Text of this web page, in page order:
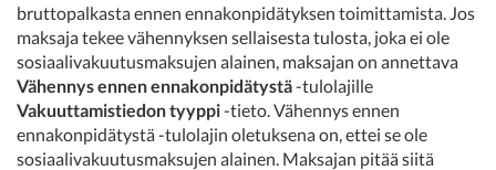
bruttopalkasta ennen ennakonpidätyksen toimittamista. Jos
maksaja tekee vähennyksen sellaisesta tulosta, joka ei ole
sosiaalivakuutusmaksujen alainen, maksajan on annettava
Vähennys ennen ennakonpidätystä-tulolajille
Vakuuttamistiedon tyyppi-tieto. Vähennys ennen
ennakonpidätystä -tulolajin oletuksena on, ettei se ole
sosiaalivakuutusmaksujen alainen. Maksajan pitää siitä